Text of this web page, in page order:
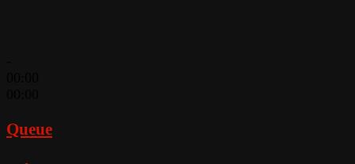
Queue